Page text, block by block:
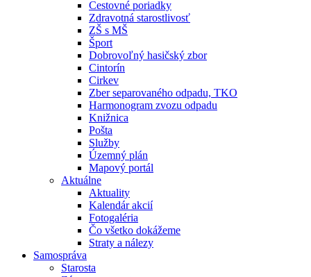
Cestovné poriadky
Zdravotná starostlivosť
ZŠ s MŠ
Šport
Dobrovoľný hasičský zbor
Cintorín
Cirkev
Zber separovaného odpadu, TKO
Harmonogram zvozu odpadu
Knižnica
Pošta
Služby
Územný plán
Mapový portál
Aktuálne
Aktuality
Kalendár akcií
Fotogaléria
Čo všetko dokážeme
Straty a nálezy
Samospráva
Starosta